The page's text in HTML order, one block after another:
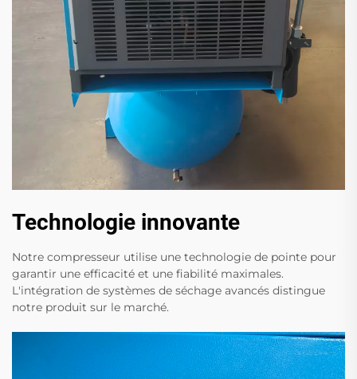
Technologie innovante
Notre compresseur utilise une technologie de pointe pour
garantir une efficacité et une fiabilité maximales.
L'intégration de systèmes de séchage avancés distingue
notre produit sur le marché.